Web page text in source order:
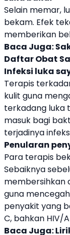
Selain memar,
bekam. Efek
memberikan
Baca Juga:
Daftar Obat
Infeksi luka
Terapis
kulit guna
terkadang luka
masuk bagi
terjadinya
Penularan
Para terapis
Sebaiknya
membersihkan
guna
penyakit yang
C, bahkan HIV/
Baca Juga: